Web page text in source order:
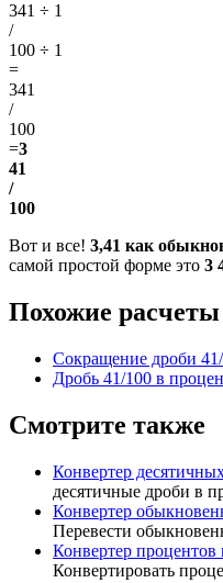
341 ÷ 1
/
100 ÷ 1
=
341
/
100
=3
41
/
100
Вот и все! 3,41 как
самой простой форме это 3
Похожие расчеты
Сокращение дроби
Дробь 41/100 в
Смотрите также
Конвертер
десятичные дроби в
Конвертер
Перевести
Конвертер процентов
Конвертировать